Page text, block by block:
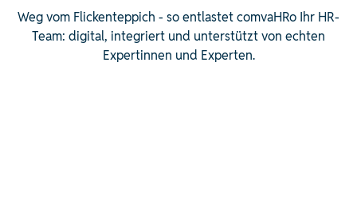
Weg vom Flickenteppich - so entlastet comvaHRo Ihr HR-
Team: digital, integriert und unterstützt von echten
Expertinnen und Experten.